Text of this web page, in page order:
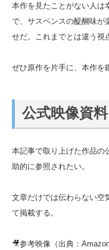
本作を見たことがない人は
で、サスペンスの醍醐味が
せだ。これまでとは違う視
ぜひ原作を片手に、本作を
公式映像資
本記事で取り上げた作品の
助的に参照されたい。
文章だけでは伝わらない空
て掲載する。
🎥参考映像（出典：